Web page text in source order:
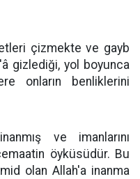
çizmekte ve gayb
gizlediği, yol boyunca
onların benliklerini
ve imanlarını
öyküsüdür. Bu
olan Allah'a inanma